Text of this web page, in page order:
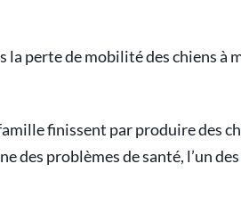
la perte de mobilité des chiens à
finissent par produire des
des problèmes de santé, l’un des